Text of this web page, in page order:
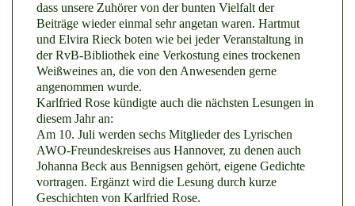
dass unsere Zuhörer von der bunten Vielfalt der
Beiträge wieder einmal sehr angetan waren. Hartmut
und Elvira Rieck boten wie bei jeder Veranstaltung in
der RvB-Bibliothek eine Verkostung eines trockenen
Weißweines an, die von den Anwesenden gerne
angenommen wurde.
Karlfried Rose kündigte auch die nächsten Lesungen in
diesem Jahr an:
Am 10. Juli werden sechs Mitglieder des Lyrischen
AWO-Freundeskreises aus Hannover, zu denen auch
Johanna Beck aus Bennigsen gehört, eigene Gedichte
vortragen. Ergänzt wird die Lesung durch kurze
Geschichten von Karlfried Rose.